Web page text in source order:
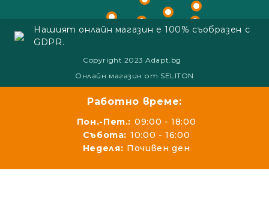
Нашият онлайн магазин е 100% съобразен с
GDPR.
Copyright 2023 Adapt.bg
Онлайн магазин от SELITON
Работно време:
Пон.-Пет.: 09:00 - 18:00
Събота: 10:00 - 16:00
Неделя: Почивен ден